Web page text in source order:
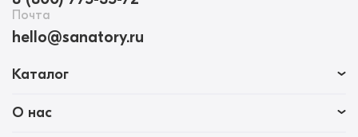
Почта
hello@sanatory.ru
Каталог
О нас